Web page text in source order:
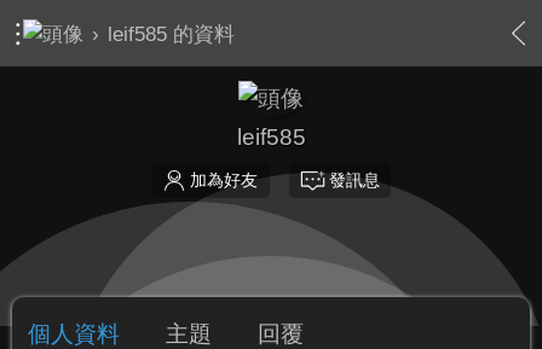
› leif585 的資料
leif585
加為好友 發訊息
個人資料 主題 回覆